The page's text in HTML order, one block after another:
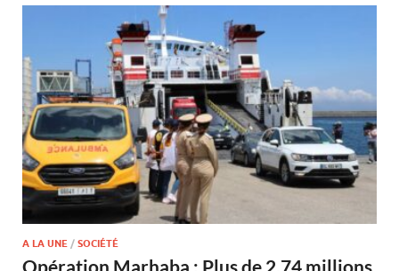
A LA UNE / SOCIÉTÉ
Opération Marhaba : Plus de 2,74 millions